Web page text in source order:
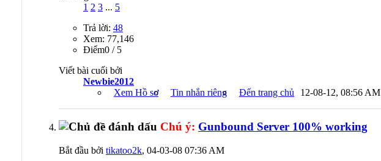
1 2 3 ... 5
Trả lời: 48
Xem: 77,146
Ðiểm0 / 5
Viết bài cuối bởi
Newbie2012
Xem Hồ sơ
Tin nhắn riêng Đến trang chủ 12-08-12, 08:56 AM
Chú ý: Gunbound Server 100% working
Bắt đầu bởi tikatoo2k, 04-03-08 07:36 AM